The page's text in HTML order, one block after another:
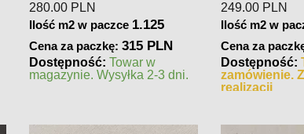
249.00 PLN
Ilość m2 w paczce 1.125
Cena za paczkę:280.13 PLN
Dostępność: Towar na
zamówienie. Zapytaj o czas
290.00 PLN
Ilość m2 w
Cena za
Dostępność:
magazynie.